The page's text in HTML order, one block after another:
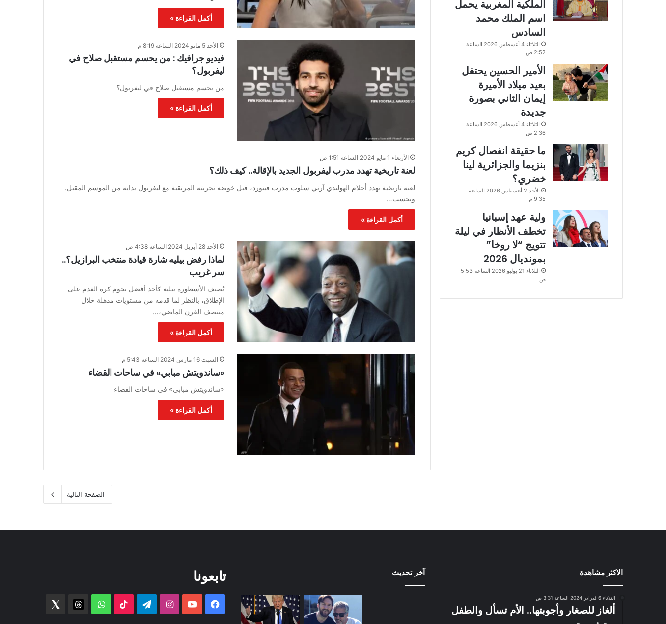
أكمل القراءة »
الأحد 5 مايو 2024 الساعة 8:19 م
فيديو جرافيك : من يحسم مستقبل صلاح في
ليفربول؟
من يحسم مستقبل صلاح في ليفربول؟
أكمل القراءة »
الأربعاء 1 مايو 2024 الساعة 1:51 ص
لعنة تاريخية تهدد مدرب ليفربول الجديد بالإقالة.. كيف ذلك؟
لعنة تاريخية تهدد أحلام الهولندي آرني سلوت مدرب فينورد، قبل خوضه تجربته المرتقبة مع ليفربول بداية من الموسم المقبل.
وبحسب…
أكمل القراءة »
الأحد 28 أبريل 2024 الساعة 4:38 ص
لماذا رفض بيليه شارة قيادة منتخب البرازيل؟..
سر غريب
يُصنف الأسطورة بيليه كأحد أفضل نجوم كرة القدم على
الإطلاق، بالنظر لما قدمه من مستويات مذهلة خلال
منتصف القرن الماضي،…
أكمل القراءة »
السبت 16 مارس 2024 الساعة 5:43 م
«ساندويتش مبابي» في ساحات القضاء
«ساندويتش مبابي» في ساحات القضاء
أكمل القراءة »
الصفحة التالية
الملكية المغربية يحمل
اسم الملك محمد
السادس
الثلاثاء 4 أغسطس 2026 الساعة
2:52 ص
الأمير الحسين يحتفل
بعيد ميلاد الأميرة
إيمان الثاني بصورة
جديدة
الثلاثاء 4 أغسطس 2026 الساعة
2:36 ص
ما حقيقة انفصال كريم
بنزيما والجزائرية لينا
خضري؟
الأحد 2 أغسطس 2026 الساعة
9:35 م
ولية عهد إسبانيا
تخطف الأنظار في ليلة
تتويج “لا روخا”
بمونديال 2026
الثلاثاء 21 يوليو 2026 الساعة 5:53
ص
الاكثر مشاهدة
الثلاثاء 6 فبراير 2024 الساعة 3:31 ص
ألغاز للصغار وأجوبتها.. الأم تسأل والطفل
آخر تحديث تابعونا
فيسبوك‫YouTubeانستقرامتيلقرام ‫TikTok واتساب threads